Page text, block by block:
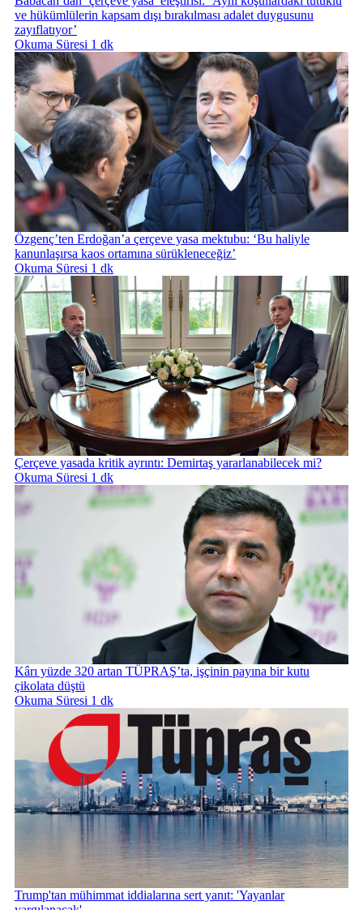
ve hükümlülerin kapsam dışı bırakılması adalet duygusunu
zayıflatıyor’
Okuma Süresi 1 dk
Özgenç’ten Erdoğan’a çerçeve yasa mektubu: ‘Bu haliyle
kanunlaşırsa kaos ortamına sürükleneceğiz’
Okuma Süresi 1 dk
Çerçeve yasada kritik ayrıntı: Demirtaş yararlanabilecek mi?
Okuma Süresi 1 dk
Kârı yüzde 320 artan TÜPRAŞ’ta, işçinin payına bir kutu
çikolata düştü
Okuma Süresi 1 dk
Trump'tan mühimmat iddialarına sert yanıt: 'Yayanlar